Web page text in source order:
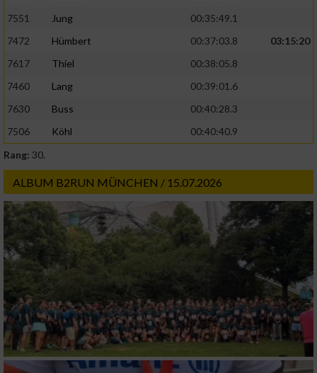
7551
Jung
00:35:49.1
7472
Hümbert 00:37:03.8
03:15:20
7617
Thiel
00:38:05.8
7460
Lang
00:39:01.6
7630
Buss
00:40:28.3
7506
Köhl
00:40:40.9
Rang: 30.
ALBUM B2RUN MÜNCHEN / 15.07.2026
Messung der Performance von Inhalten
oder Kombinationen von Daten aus
verschiedenen Quellen
Entwicklung und Verbesserung der Angebote
Verwendung reduzierter Daten zur Auswahl
von Inhalten
IAB-Besonderheiten:
Verwendung genauer Standortdaten
Geräte anhand von aktiv angeforderten
Informationen identifizieren
Nicht-IAB-Verarbeitungszwecke:
Notwendig
Performance